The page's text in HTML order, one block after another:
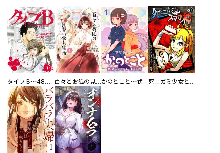
タイプＢ～48時間後、致死率100％～【単話】 百々とお狐の見習い巫女生活【単行本版】 かのとこと～武蔵花町怪話譚～ 【連載版】 死ニガミ少女とスマホ神